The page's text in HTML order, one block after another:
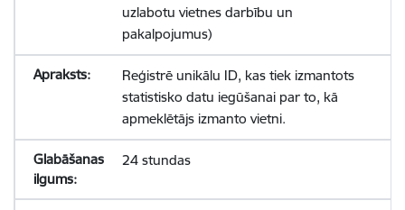
uzlabotu vietnes darbību un
pakalpojumus)
Reģistrē unikālu ID, kas tiek izmantots
statistisko datu iegūšanai par to, kā
apmeklētājs izmanto vietni.
24 stundas